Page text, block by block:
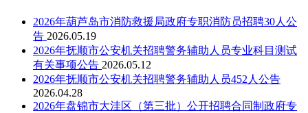
2026年葫芦岛市消防救援局政府专职消防员招聘30人公
告 2026.05.19
2026年抚顺市公安机关招聘警务辅助人员专业科目测试
有关事项公告 2026.05.12
2026年抚顺市公安机关招聘警务辅助人员452人公告
2026.04.28
2026年盘锦市大洼区（第三批）公开招聘合同制政府专